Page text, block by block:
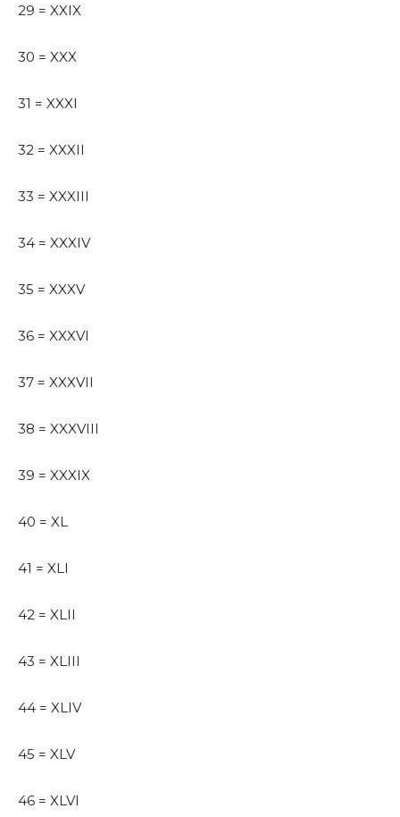
29 = XXIX
30 = XXX
31 = XXXI
32 = XXXII
33 = XXXIII
34 = XXXIV
35 = XXXV
36 = XXXVI
37 = XXXVII
38 = XXXVIII
39 = XXXIX
40 = XL
41 = XLI
42 = XLII
43 = XLIII
44 = XLIV
45 = XLV
46 = XLVI